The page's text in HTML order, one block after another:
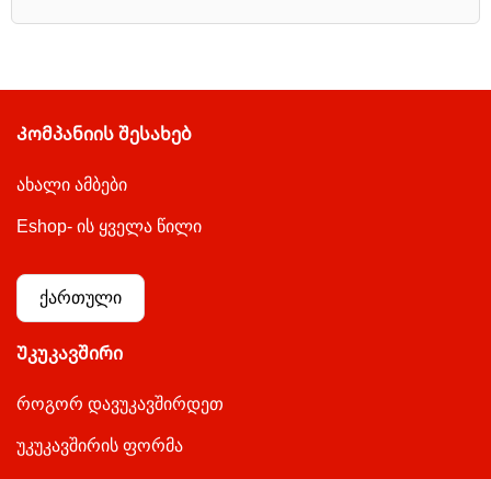
Კომპანიის შესახებ
ახალი ამბები
Eshop- ის ყველა წილი
ქართული
Უკუკავშირი
როგორ დავუკავშირდეთ
უკუკავშირის ფორმა